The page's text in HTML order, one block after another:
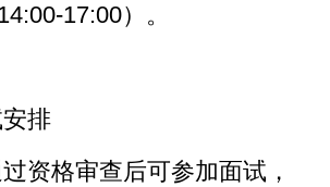
17:00）。
排
资格审查后可参加面试，